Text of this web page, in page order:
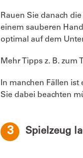
Rauen Sie danach die
einem sauberen
optimal auf dem
Mehr Tipps z. B. zum
In manchen Fällen
Sie dabei beachten
3 Spielzeug